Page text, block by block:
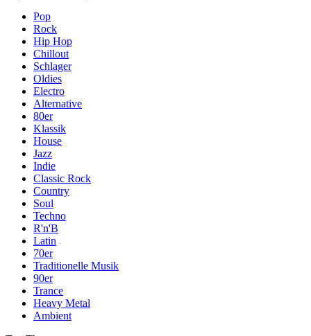
Pop
Rock
Hip Hop
Chillout
Schlager
Oldies
Electro
Alternative
80er
Klassik
House
Jazz
Indie
Classic Rock
Country
Soul
Techno
R'n'B
Latin
70er
Traditionelle Musik
90er
Trance
Heavy Metal
Ambient